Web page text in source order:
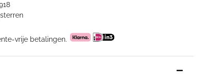
vrije betalingen.